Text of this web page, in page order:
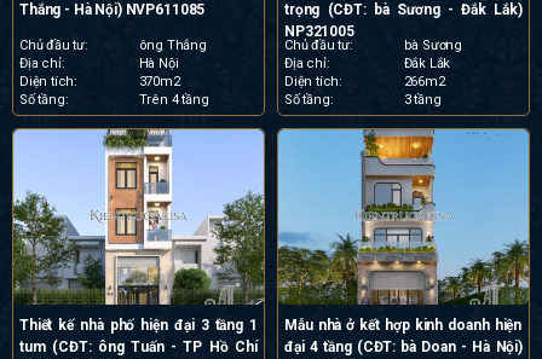
Thắng - Hà Nội) NVP611085
Chủ đầu tư:
ông Thắng
Địa chỉ:
Hà Nội
Diện tích:
370m2
Số tầng:
Trên 4 tầng
trọng (CĐT: bà Sương - Đắk Lắk)
NP321005
Chủ đầu tư:
bà Sương
Địa chỉ:
Đắk Lắk
Diện tích:
266m2
Số tầng:
3 tầng
Thiết kế nhà phố hiện đại 3 tầng 1
tum (CĐT: ông Tuấn - TP Hồ Chí
Mẫu nhà ở kết hợp kinh doanh hiện
đại 4 tầng (CĐT: bà Doan - Hà Nội)